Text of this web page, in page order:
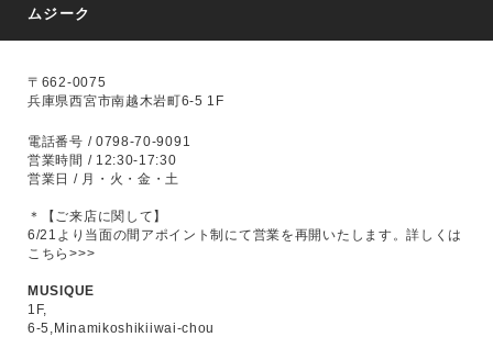
ムジーク
〒662-0075
兵庫県西宮市南越木岩町6-5 1F
電話番号 / 0798-70-9091
営業時間 / 12:30-17:30
営業日 / 月・火・金・土
＊【ご来店に関して】
6/21より当面の間アポイント制にて営業を再開いたします。詳しくは
こちら>>>
MUSIQUE
1F,
6-5,Minamikoshikiiwai-chou